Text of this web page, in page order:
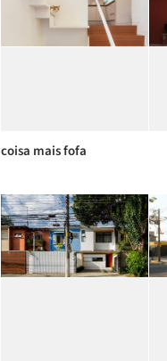
coisa mais fofa